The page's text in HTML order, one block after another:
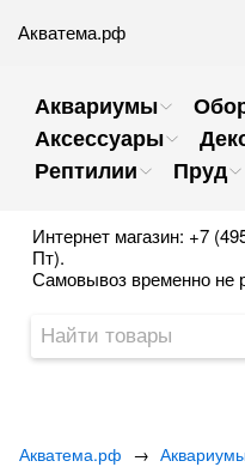
Акватема.рф
Аквариумы
Аксессуары
Рептилии
Пруд
Интернет магазин: +7
Пт).
Самовывоз временно не
Акватема.рф →